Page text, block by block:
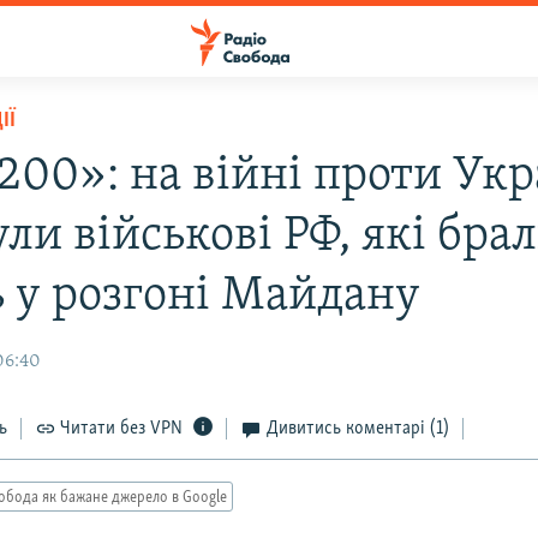
на війні проти
військові РФ, які
у розгоні Майдану
Читати без VPN Дивитись коментарі (1)
як бажане джерело в Google